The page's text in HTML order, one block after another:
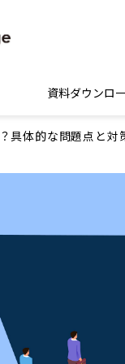
資料ダウンロ
具体的な問題点と対